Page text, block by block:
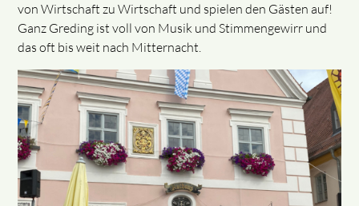
von Wirtschaft zu Wirtschaft und spielen den Gästen auf!
Ganz Greding ist voll von Musik und Stimmengewirr und
das oft bis weit nach Mitternacht.